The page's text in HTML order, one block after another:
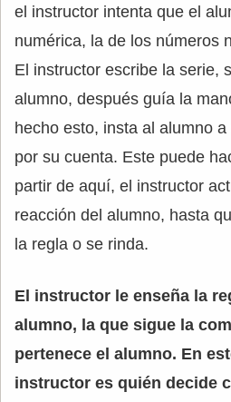
el instructor intenta que el
numérica, la de los números
El instructor escribe la serie,
alumno, después guía la
hecho esto, insta al alumno
por su cuenta. Este puede
partir de aquí, el instructor
reacción del alumno, hasta
la regla o se rinda.
El instructor le enseña la
alumno, la que sigue la
pertenece el alumno. En
instructor es quién decide